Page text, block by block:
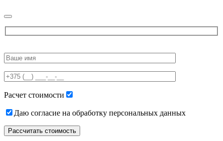
leave
field
Расчет стоимости
Даю согласие на обработку персональных данных